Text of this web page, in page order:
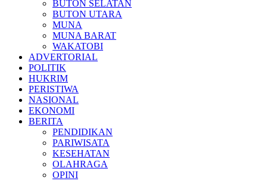
BUTON SELATAN
BUTON UTARA
MUNA
MUNA BARAT
WAKATOBI
ADVERTORIAL
POLITIK
HUKRIM
PERISTIWA
NASIONAL
EKONOMI
BERITA
PENDIDIKAN
PARIWISATA
KESEHATAN
OLAHRAGA
OPINI